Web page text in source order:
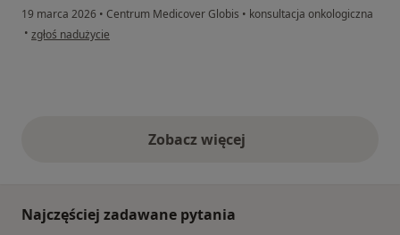
19 marca 2026 • Centrum Medicover Globis • konsultacja onkologiczna
• w opinii użytkownika Regina P.
zgłoś nadużycie
Zobacz więcejopinie powyżej
Najczęściej zadawane pytania